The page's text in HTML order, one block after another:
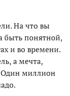
На что вы
быть понятной,
и во времени.
а мечта,
миллион